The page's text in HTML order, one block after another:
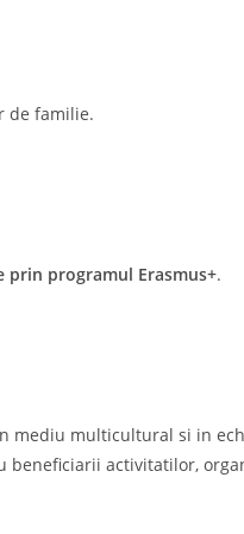
de familie.
prin programul Erasmus+.
mediu multicultural si in
activitatilor,